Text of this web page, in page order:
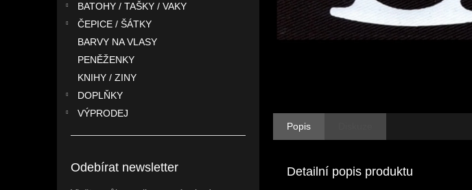
BATOHY / TAŠKY / VAKY
ČEPICE / ŠÁTKY
BARVY NA VLASY
PENĚŽENKY
KNIHY / ZINY
DOPLŇKY
VÝPRODEJ
Odebírat newsletter
Popis
Detailní popis produktu